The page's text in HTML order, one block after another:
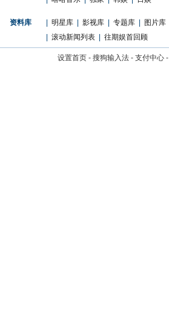
资料库 明星库 影视库 专题库
图片库
滚动新闻列表 往期娱首回顾
设置首页 - 搜狗输入法 - 支付中心 -